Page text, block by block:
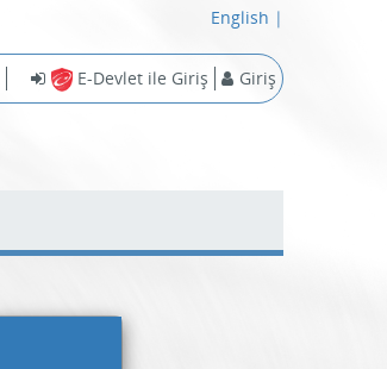
English |
E-Devlet ile Giriş Giriş